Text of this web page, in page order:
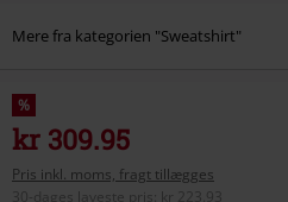
Mere fra kategorien "Sweatshirt"
%
kr 309.95
Pris inkl. moms, fragt tillægges
30-dages laveste pris
kr 223.93